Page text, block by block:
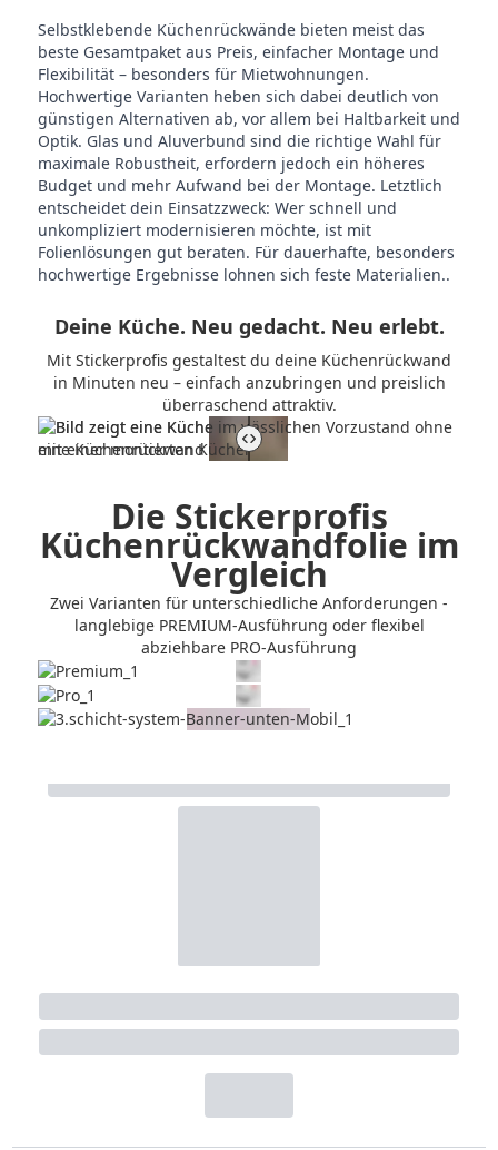
Selbstklebende Küchenrückwände bieten meist das
beste Gesamtpaket aus Preis, einfacher Montage und
Flexibilität – besonders für Mietwohnungen.
Hochwertige Varianten heben sich dabei deutlich von
günstigen Alternativen ab, vor allem bei Haltbarkeit und
Optik. Glas und Aluverbund sind die richtige Wahl für
maximale Robustheit, erfordern jedoch ein höheres
Budget und mehr Aufwand bei der Montage. Letztlich
entscheidet dein Einsatzzweck: Wer schnell und
unkompliziert modernisieren möchte, ist mit
Folienlösungen gut beraten. Für dauerhafte, besonders
hochwertige Ergebnisse lohnen sich feste Materialien..
Deine Küche. Neu gedacht. Neu erlebt.
Mit Stickerprofis gestaltest du deine Küchenrückwand
in Minuten neu – einfach anzubringen und preislich
überraschend attraktiv.
Die Stickerprofis
Küchenrückwandfolie im
Vergleich
Zwei Varianten für unterschiedliche Anforderungen -
langlebige PREMIUM-Ausführung oder flexibel
abziehbare PRO-Ausführung